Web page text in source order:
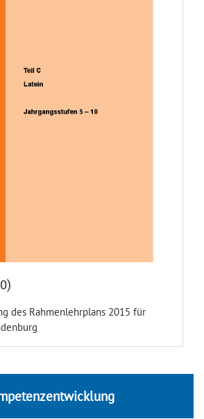
des Rahmenlehrplans 2015 für